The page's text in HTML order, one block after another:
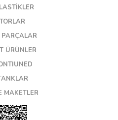
ÜRÜNLER
MAKETLER